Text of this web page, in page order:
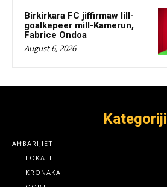
Birkirkara FC jiffirmaw lill-
goalkepeer mill-Kamerun,
Fabrice Ondoa
August 6, 2026
Kategoriji
AĦBARIJIET
LOKALI
KRONAKA